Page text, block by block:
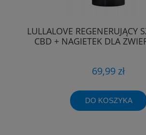
LULLALOVE REGENERUJĄCY
CBD + NAGIETEK DLA
69,99 zł
DO KOSZYKA